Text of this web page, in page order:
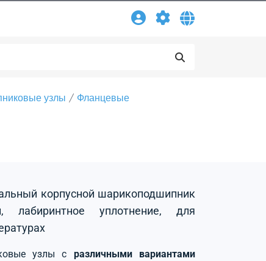
узлы Фланцевые
корпусной шарикоподшипник
лабиринтное уплотнение, для
узлы с различными вариантами